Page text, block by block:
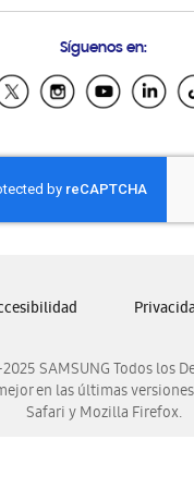
Samsung Ecuador
Samsung El Salvador
Samsung Honduras
Samsung Nicaragua
Samsung Panamá
Samsung Venezuela
Síguenos en:
SAMSUNG Todos los
en las últimas
Safari y Mozilla Firefox.